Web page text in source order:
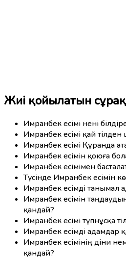
Жиі қойылатын
Имранбек есімі нені
Имранбек есімі қай
Имранбек есімі Құранда
Имранбек есімін қоюға
Имранбек есімімен
Түсінде Имранбек есімін
Имранбек есімді танымал
Имранбек есімін
қандай?
Имранбек есімі түпнұсқа
Имранбек есімді адамдар
Имранбек есімінің діни
қандай?